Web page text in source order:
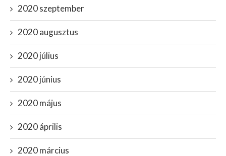
2020 szeptember
2020 augusztus
2020 július
2020 június
2020 május
2020 április
2020 március